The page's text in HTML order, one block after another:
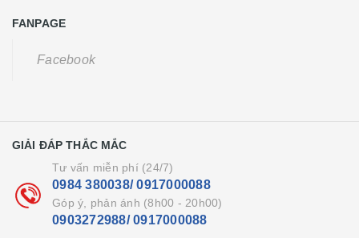
FANPAGE
Facebook
GIẢI ĐÁP THẮC MẮC
Tư vấn miễn phí (24/7)
0984 380038/ 0917000088
Góp ý, phản ánh (8h00 - 20h00)
0903272988/ 0917000088